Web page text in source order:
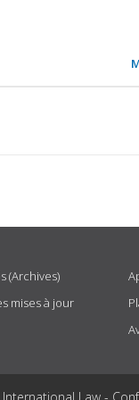
(Archives)
mises à jour